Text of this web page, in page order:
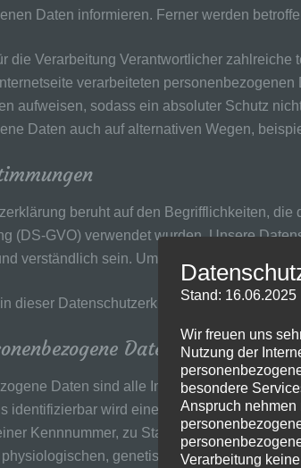
Daten informieren. Ferner werden
die Verarbeitung Verantwortlicher
verarbeiteten
aufweisen, sodass ein absoluter Schutz
Daten auch auf alternativen Wegen,
beruht auf den Begrifflichkeiten,
(DS-GVO) verwendet wurden. Unsere
verständlich sein. Um dies zu
dieser Datenschutzerklärung unter anderem
Daten
Daten sind alle Informationen, die
identifizierbar wird eine natürliche Person
Kennnummer, zu Standortdaten, zu
genetischen, psychischen,
Stand: 16.06.2025
Wir freuen uns
Nutzung der
besondere
Anspruch nehmen
Verarbeitung